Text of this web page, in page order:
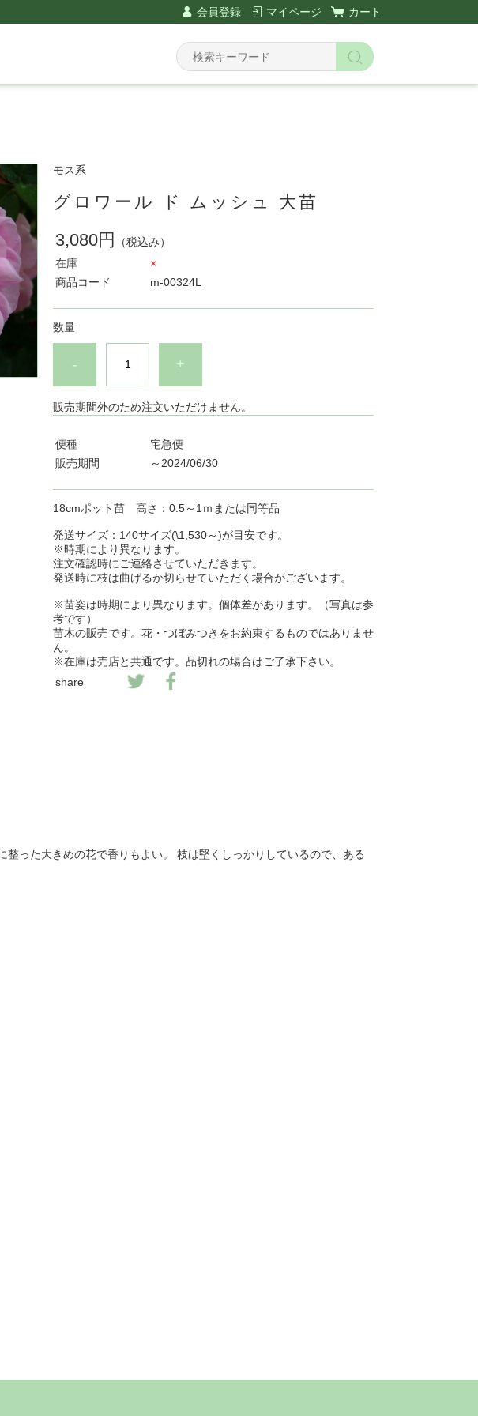
会員登録 マイページ カート
モス系
グロワール ド ムッシュ 大苗
3,080円
（税込み）
在庫
×
商品コード
m-00324L
数量
- +
販売期間外のため注文いただけません。
便種
宅急便
販売期間
～2024/06/30
18cmポット苗 高さ：0.5～1ｍまたは同等品
発送サイズ：140サイズ(\1,530～)が目安です。
※時期により異なります。
注文確認時にご連絡させていただきます。
発送時に枝は曲げるか切らせていただく場合がございます。
※苗姿は時期により異なります。個体差があります。（写真は参
考です）
苗木の販売です。花・つぼみつきをお約束するものではありませ
ん。
※在庫は売店と共通です。品切れの場合はご了承下さい。
share
った大きめの花で香りもよい。 枝は堅くしっかりしているので、ある